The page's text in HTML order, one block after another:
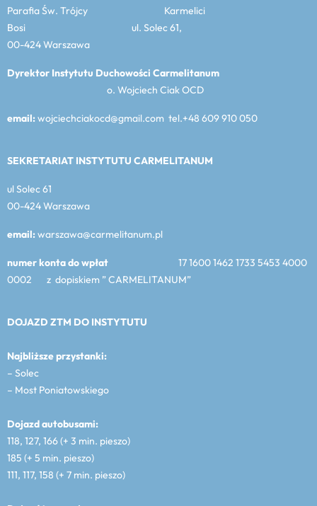
Parafia Św. Trójcy Karmelici
Bosi ul. Solec 61,
00-424 Warszawa
Dyrektor Instytutu Duchowości Carmelitanum
o. Wojciech Ciak OCD
email:wojciechciakocd@gmail.com tel.+48 609 910 050
SEKRETARIAT INSTYTUTU CARMELITANUM
ul Solec 61
00-424 Warszawa
email:warszawa@carmelitanum.pl
numer konta do wpłat 17 1600 1462 1733 5453 4000
0002 z dopiskiem ” CARMELITANUM”
DOJAZD ZTM DO INSTYTUTU
Najbliższe przystanki:
– Solec
– Most Poniatowskiego
Dojazd autobusami:
118, 127, 166 (+ 3 min. pieszo)
185 (+ 5 min. pieszo)
111, 117, 158 (+ 7 min. pieszo)